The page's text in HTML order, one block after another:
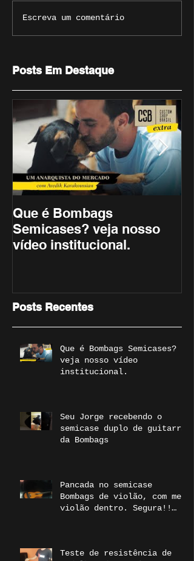
Escreva um comentário
Posts Em Destaque
Que é Bombags
Semicases? veja nosso
vídeo institucional.
Posts Recentes
Que é Bombags Semicases?
veja nosso vídeo
institucional.
Seu Jorge recebendo o
semicase duplo de guitarra
da Bombags
Pancada no semicase
Bombags de violão, com meu
violão dentro. Segura!!
Teste de resistência de